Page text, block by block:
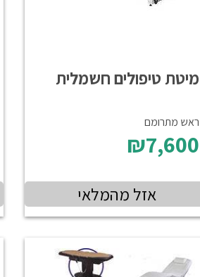
מיטת טיפולים חשמלית
ראש מתרומם
₪7,600
אזל מהמלאי